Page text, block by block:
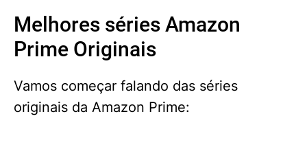
Melhores séries Amazon
Prime Originais
Vamos começar falando das séries
originais da Amazon Prime: